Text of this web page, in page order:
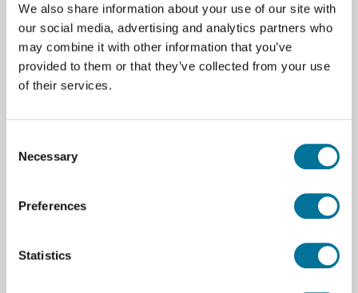
We also share information about your use of our site with
our social media, advertising and analytics partners who
may combine it with other information that you’ve
provided to them or that they’ve collected from your use
of their services.
Selection
Necessary
Preferences
Statistics
Untersuchung des zweiten Newtonschen
Gesetzes, der Winkelbeschleunigung und des
Trägheitsmoments in Bezug auf die
Kreisbewegung.
Kraftsensor)
Fuß mit verstellbaren Beinen